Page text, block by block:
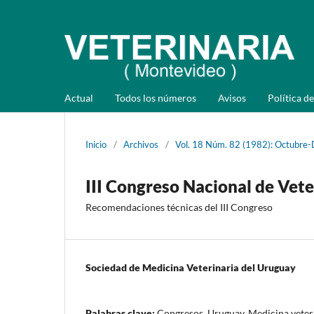
Actual Todos los números Avisos Política
Inicio / Archivos / Vol. 18 Núm. 82 (1982): Octubre-
III Congreso Nacional de
Recomendaciones técnicas del III Congreso
Sociedad de Medicina Veterinaria del Uruguay